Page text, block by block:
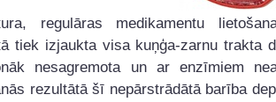
regulāras medikamentu
tiek izjaukta visa kuņģa-zarnu trakta
nesagremota un ar enzīmiem
rezultātā šī nepārstrādātā barība